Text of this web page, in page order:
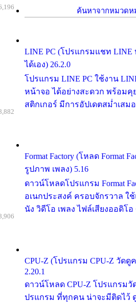
ค้นหาจากหมวดห
LINE PC (โปรแกรมแชท
ได้เอง) 26.2.0
โปรแกรม LINE PC ใช้งาน
หน้าจอ ได้อย่างสะดวก พร้อมคุ
สติกเกอร์ มีการอัปเดตสม่ำเสมอ
Format Factory (โหลด Format
รูปภาพ เพลง) 5.16
ดาวน์โหลดโปรแกรม Format
อเนกประสงค์ ครอบจักรวาล ใ
นัง วิดีโอ เพลง ไฟล์เสียงออดิโอ
CPU-Z (โปรแกรม CPU-Z วัดดู
2.20.1
ดาวน์โหลด CPU-Z โปรแกรมวั
ปรแกรม ที่ทุกคน น่าจะมีติดไว้ ดู